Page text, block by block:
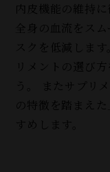
内皮機能の維持
全身の血流をス
スクを低減しま
リメントの選び
う。 またサプリ
の特徴を踏まえ
すめします。